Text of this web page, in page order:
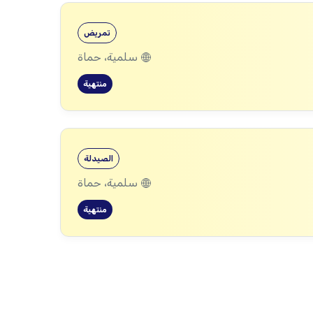
تمريض
سلمية، حماة
منتهية
الصيدلة
سلمية، حماة
منتهية